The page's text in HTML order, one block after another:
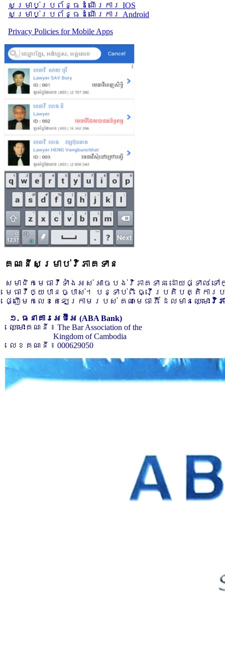
សម្រាប់​ប្រព័ន្ធដំណើរការ IOS
សម្រាប់​ប្រព័ន្ធដំណើរការ Android
Privacy Policies for Mobile Apps
គណនីសម្រាប់វិភាគទាន
សមាជិកមេធាវីទាំងអស់ អាចបង់វិភាគទាន ដោយផ្ទាល់
មេធាវីឲ្យបានច្បាស់។ បន្ទាប់ពី ធ្វើប្រតិបត្តិកា
ផ្ញើមកលេខតេឡេក្រាមរបស់ គណៈមេធាវី ដែលមានឈ្មោះ វិភ
១. ធនាគារអេប៊ីអេ (ABA Bank)
ឈ្មោះគណនី ៖ The Bar Association of the
Kingdom of Cambodia
លេខគណនី ៖ 000629050